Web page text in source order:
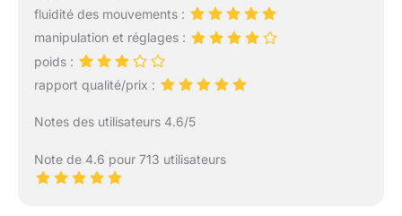
fluidité des mouvements :
manipulation et réglages :
poids :
rapport qualité/prix :
Notes des utilisateurs 4.6/5
Note de 4.6 pour 713 utilisateurs